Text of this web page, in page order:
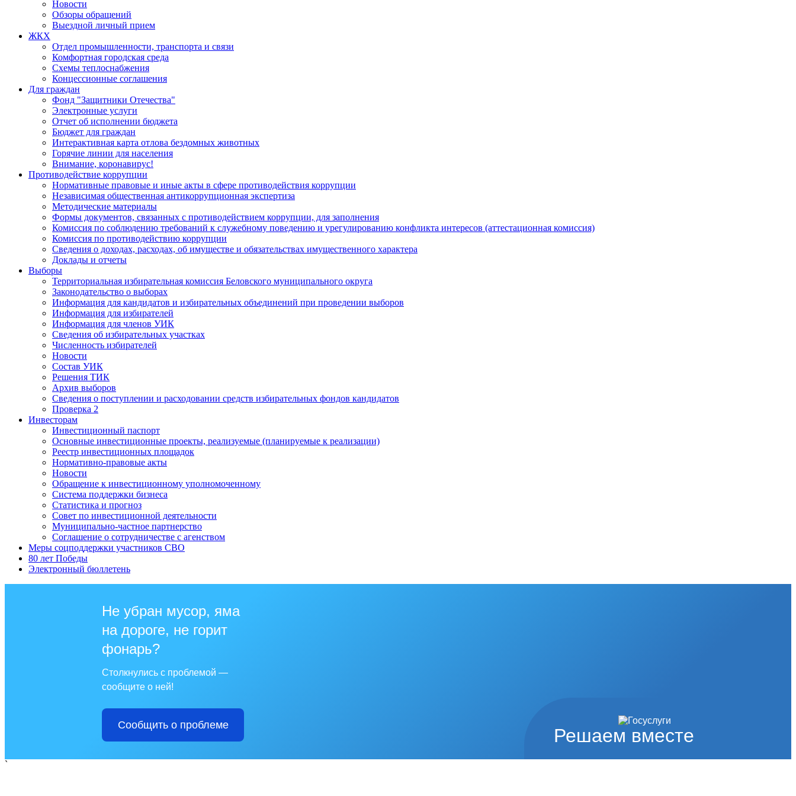
Новости
Обзоры обращений
Выездной личный прием
ЖКХ
Отдел промышленности, транспорта и связи
Комфортная городская среда
Схемы теплоснабжения
Концессионные соглашения
Для граждан
Фонд "Защитники Отечества"
Электронные услуги
Отчет об исполнении бюджета
Бюджет для граждан
Интерактивная карта отлова бездомных животных
Горячие линии для населения
Внимание, коронавирус!
Противодействие коррупции
Нормативные правовые и иные акты в сфере противодействия коррупции
Независимая общественная антикоррупционная экспертиза
Методические материалы
Формы документов, связанных с противодействием коррупции, для заполнения
Комиссия по соблюдению требований к служебному поведению и урегулированию конфликта интересов (аттестационная комиссия)
Комиссия по противодействию коррупции
Сведения о доходах, расходах, об имуществе и обязательствах имущественного характера
Доклады и отчеты
Выборы
Территориальная избирательная комиссия Беловского муниципального округа
Законодательство о выборах
Информация для кандидатов и избирательных объединений при проведении выборов
Информация для избирателей
Информация для членов УИК
Сведения об избирательных участках
Численность избирателей
Новости
Состав УИК
Решения ТИК
Архив выборов
Сведения о поступлении и расходовании средств избирательных фондов кандидатов
Проверка 2
Инвесторам
Инвестиционный паспорт
Основные инвестиционные проекты, реализуемые (планируемые к реализации)
Реестр инвестиционных площадок
Нормативно-правовые акты
Новости
Обращение к инвестиционному уполномоченному
Система поддержки бизнеса
Статистика и прогноз
Совет по инвестиционной деятельности
Муниципально-частное партнерство
Соглашение о сотрудничестве с агенством
Меры соцподдержки участников СВО
80 лет Победы
Электронный бюллетень
Решаем вместе
Не убран мусор, яма
на дороге, не горит
фонарь?
Столкнулись с проблемой —
сообщите о ней!
Сообщить о проблеме
`